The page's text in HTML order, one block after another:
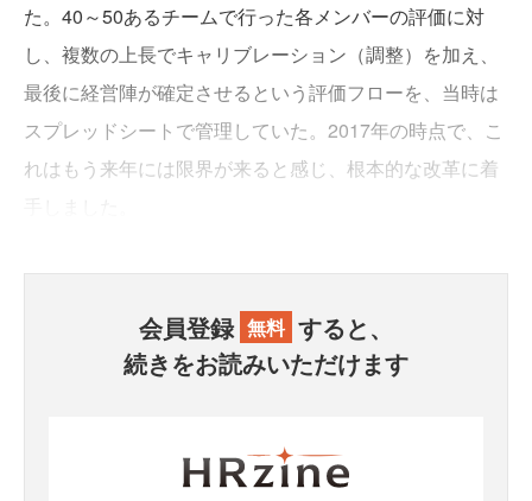
た。40～50あるチームで行った各メンバーの評価に対
し、複数の上長でキャリブレーション（調整）を加え、
最後に経営陣が確定させるという評価フローを、当時は
スプレッドシートで管理していた。2017年の時点で、こ
れはもう来年には限界が来ると感じ、根本的な改革に着
会員登録 無料 すると、
続きをお読みいただけます